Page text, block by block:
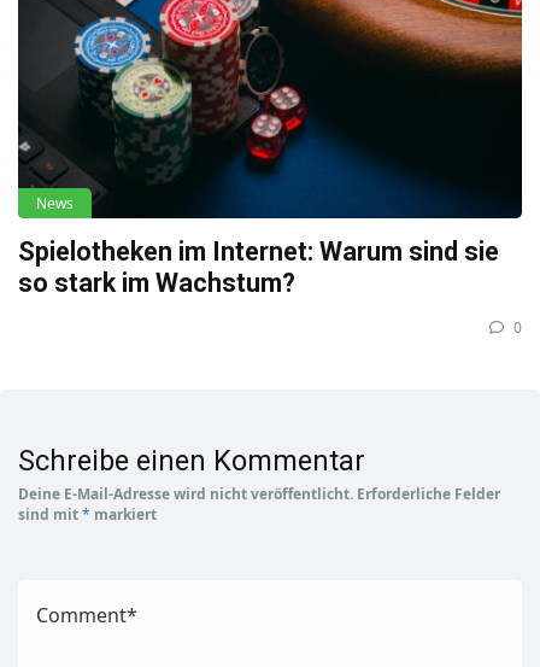
News
Spielotheken im Internet: Warum sind sie
so stark im Wachstum?
0
Schreibe einen Kommentar
Deine E-Mail-Adresse wird nicht veröffentlicht. Erforderliche Felder
sind mit* markiert